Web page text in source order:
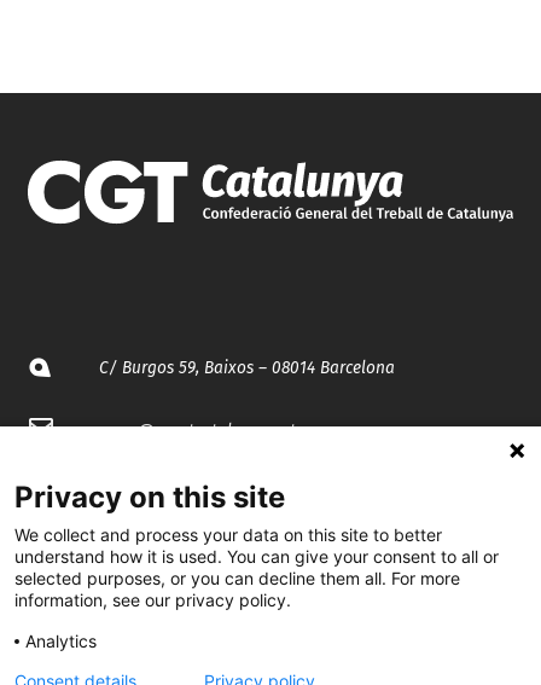
C/ Burgos 59, Baixos – 08014 Barcelona
spccc@spcgtcatalunya.cat
935 120 481
@CGTCatalunya
cgtcatalunya
CGTCatalunya
Privacy on this site
We collect and process your data on this site to better
understand how it is used. You can give your consent to all or
selected purposes, or you can decline them all. For more
information, see our privacy policy.
Analytics
Consent details
Privacy policy